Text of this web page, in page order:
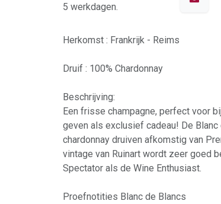
5 werkdagen.
Herkomst : Frankrijk - Reims
Druif : 100% Chardonnay
Beschrijving:
Een frisse champagne, perfect voor
geven als exclusief cadeau! De
chardonnay druiven afkomstig van
vintage van Ruinart wordt zeer goed
Spectator als de Wine Enthusiast.
Proefnotities Blanc de Blancs